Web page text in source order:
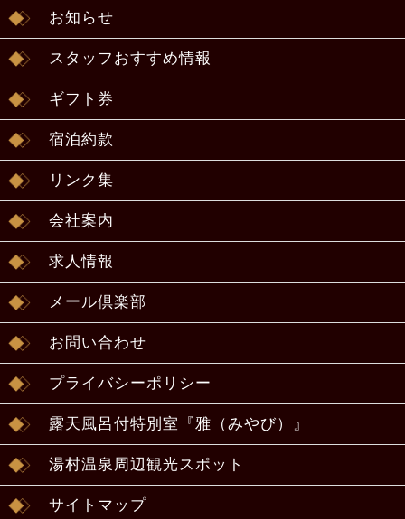
お知らせ
スタッフおすすめ情報
ギフト券
宿泊約款
リンク集
会社案内
求人情報
メール倶楽部
お問い合わせ
プライバシーポリシー
露天風呂付特別室『雅（みやび）』
湯村温泉周辺観光スポット
サイトマップ